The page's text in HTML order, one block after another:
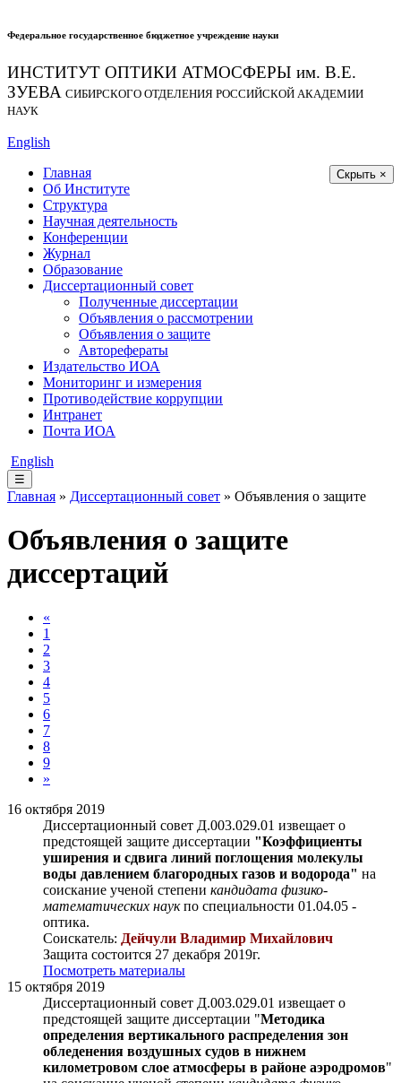
Федеральное государственное бюджетное учреждение науки
ИНСТИТУТ ОПТИКИ АТМОСФЕРЫ им. В.Е.
ЗУЕВА СИБИРСКОГО ОТДЕЛЕНИЯ РОССИЙСКОЙ АКАДЕМИИ
НАУК
English
Скрыть ×
Главная
Об Институте
Структура
Научная деятельность
Конференции
Журнал
Образование
Диссертационный совет
Полученные диссертации
Объявления о рассмотрении
Объявления о защите
Авторефераты
Издательство ИОА
Мониторинг и измерения
Противодействие коррупции
Интранет
Почта ИОА
English
☰
Главная » Диссертационный совет » Объявления о защите
Объявления о защите
диссертаций
«
1
2
3
4
5
6
7
8
9
»
16 октября 2019
Диссертационный совет Д.003.029.01 извещает о
предстоящей защите диссертации "Коэффициенты
уширения и сдвига линий поглощения молекулы
воды давлением благородных газов и водорода" на
соискание ученой степени кандидата физико-
математических наукпо специальности 01.04.05 -
оптика.
Соискатель: Дейчули Владимир Михайлович
Защита состоится 27 декабря 2019г.
Посмотреть материалы
15 октября 2019
Диссертационный совет Д.003.029.01 извещает о
предстоящей защите диссертации "Методика
определения вертикального распределения зон
обледенения воздушных судов в нижнем
километровом слое атмосферы в районе аэродромов"